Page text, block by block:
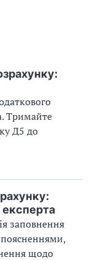
Тримайте
Д5 до
експерта
заповнення
щодо